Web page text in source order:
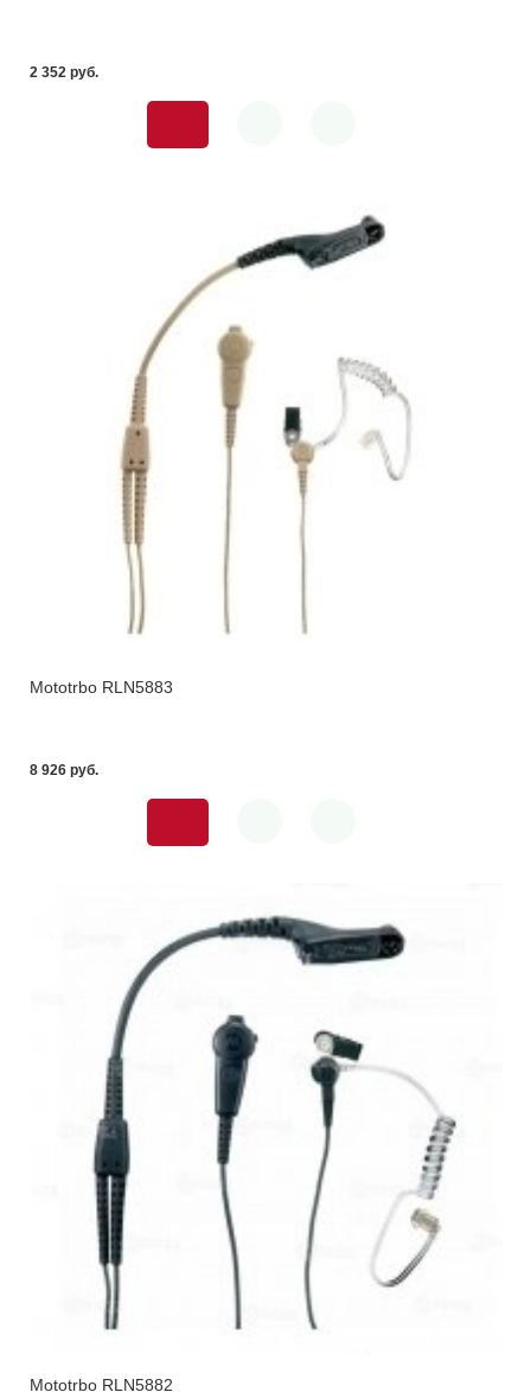
2 352 pуб.
Mototrbo RLN5883
8 926 pуб.
Mototrbo RLN5882